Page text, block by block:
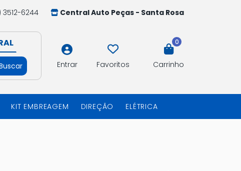
3512-6244
Central Auto Peças - Santa Rosa
Entrar Favoritos
0
Carrinho
KIT EMBREAGEM DIREÇÃO ELÉTRICA